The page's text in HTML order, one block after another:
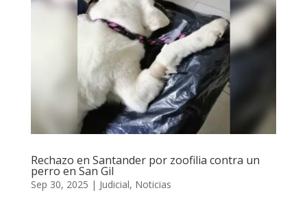
Rechazo en Santander por zoofilia contra un
perro en San Gil
Sep 30, 2025 | Judicial, Noticias